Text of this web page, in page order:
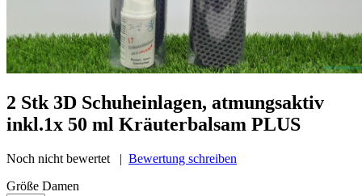
2 Stk 3D Schuheinlagen, atmungsaktiv
inkl.1x 50 ml Kräuterbalsam PLUS
Noch nicht bewertet | Bewertung schreiben
Größe Damen